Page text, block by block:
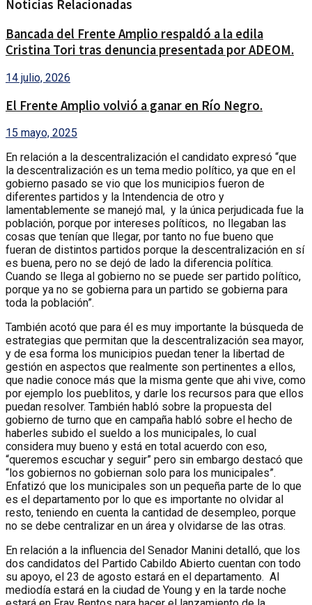
Noticias Relacionadas
Bancada del Frente Amplio respaldó a la edila
Cristina Tori tras denuncia presentada por ADEOM.
14 julio, 2026
El Frente Amplio volvió a ganar en Río Negro.
15 mayo, 2025
En relación a la descentralización el candidato expresó “que
la descentralización es un tema medio político, ya que en el
gobierno pasado se vio que los municipios fueron de
diferentes partidos y la Intendencia de otro y
lamentablemente se manejó mal, y la única perjudicada fue la
población, porque por intereses políticos, no llegaban las
cosas que tenían que llegar, por tanto no fue bueno que
fueran de distintos partidos porque la descentralización en sí
es buena, pero no se dejó de lado la diferencia política.
Cuando se llega al gobierno no se puede ser partido político,
porque ya no se gobierna para un partido se gobierna para
toda la población”.
También acotó que para él es muy importante la búsqueda de
estrategias que permitan que la descentralización sea mayor,
y de esa forma los municipios puedan tener la libertad de
gestión en aspectos que realmente son pertinentes a ellos,
que nadie conoce más que la misma gente que ahi vive, como
por ejemplo los pueblitos, y darle los recursos para que ellos
puedan resolver. También habló sobre la propuesta del
gobierno de turno que en campaña habló sobre el hecho de
haberles subido el sueldo a los municipales, lo cual
considera muy bueno y está en total acuerdo con eso,
“queremos escuchar y seguir” pero sin embargo destacó que
“los gobiernos no gobiernan solo para los municipales”.
Enfatizó que los municipales son un pequeña parte de lo que
es el departamento por lo que es importante no olvidar al
resto, teniendo en cuenta la cantidad de desempleo, porque
no se debe centralizar en un área y olvidarse de las otras.
En relación a la influencia del Senador Manini detalló, que los
dos candidatos del Partido Cabildo Abierto cuentan con todo
su apoyo, el 23 de agosto estará en el departamento. Al
mediodía estará en la ciudad de Young y en la tarde noche